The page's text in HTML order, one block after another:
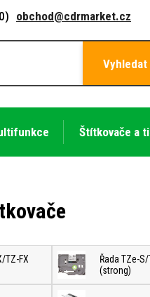
obchod@cdrmarket.cz
Vyhledat
Štítkovače a
TZ-FX
Řada TZe-
(strong)